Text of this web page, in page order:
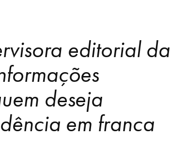
editorial da
deseja
em franca